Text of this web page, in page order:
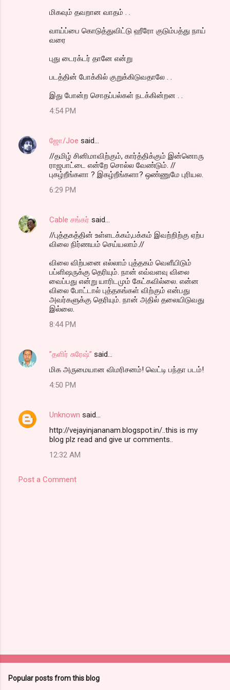
மிகவும் தவறான வாதம் . .
வாய்ப்பை கொடுத்துவிட்டு ஹீரோ குடும்பத்து நாய்
வரை
புது டைரக்டர் தானே என்று
படத்தின் போக்கில் குறுக்கிடுவதாலே . .
இது போன்ற சொதப்பல்கள் நடக்கின்றன . .
4:54 PM
ஜோ/Joe said…
//தமிழ் சினிமாவிற்கும், கார்த்திக்கும் இன்னொரு
ராஜபாட்டை என்றே சொல்ல வேண்டும். //
புகழ்றீங்களா ? இகழ்றீங்களா? ஒண்ணுமே புரியல.
6:29 PM
Cable சங்கர் said…
//புத்தகத்தின் உள்ளடக்கம்,பக்கம் இவற்றிற்கு ஏற்ப
விலை நிர்ணயம் செய்யலாம்.//
விலை விற்பனை எல்லாம் புத்தகம் வெளீயிடும்
பப்ளிஷருக்கு தெரியும். நான் எவ்வளவு விலை
வைப்பது என்று யாரிடமும் கேட்கவில்லை. என்ன
விலை போட்டால் புத்தகங்கள் விற்கும் என்பது
அவர்களுக்கு தெரியும். நான் அதில் தலையிடுவது
இல்லை.
8:44 PM
”தளிர் சுரேஷ்” said…
மிக அருமையான விமரிசனம்! வெட்டி பந்தா படம்!
4:50 PM
Unknown said…
http://vejayinjananam.blogspot.in/..this is my
blog plz read and give ur comments..
12:32 AM
Post a Comment
Popular posts from this blog